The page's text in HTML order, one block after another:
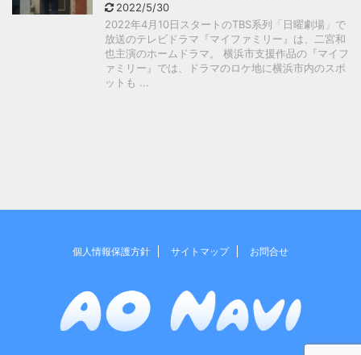
2022/5/30
2022年4月10日スタートのTBS系列「日曜劇場」で
放送のテレビドラマ『マイファミリー』は、二宮和
也主演のホームドラマ。 横浜市支援作品の『マイフ
ァミリー』では、ドラマのロケ地に横浜市内のスポ
ットも ...
個人情報保護方針 サイトマップ お問合せ